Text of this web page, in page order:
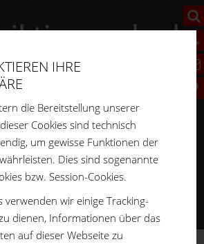
IHRE
die Bereitstellung unserer
Cookies sind technisch
um gewisse Funktionen der
Dies sind sogenannte
bzw. Session-Cookies.
verwenden wir einige Tracking-
dienen, Informationen über das
auf dieser Webseite zu